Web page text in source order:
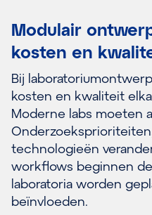
Modulair
kosten en
Bij
kosten en kwaliteit
Moderne labs moeten
technologieën
workflows beginnen
laboratoria worden
beïnvloeden.